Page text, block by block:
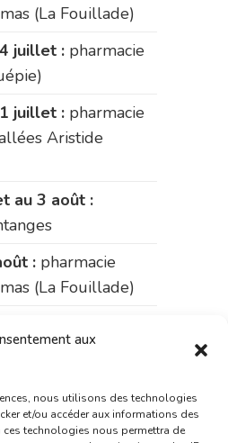
aux
nous utilisons des technologies
et/ou accéder aux informations des
technologies nous permettra de
(La Fouillade)
juillet : pharmacie
juillet : pharmacie
Aristide
au 3 août :
: pharmacie
(La Fouillade)
Saint-Jacques)
Aristide